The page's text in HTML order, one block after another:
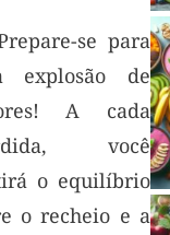
se para
explosão de
A cada
você
o equilíbrio
o recheio e a